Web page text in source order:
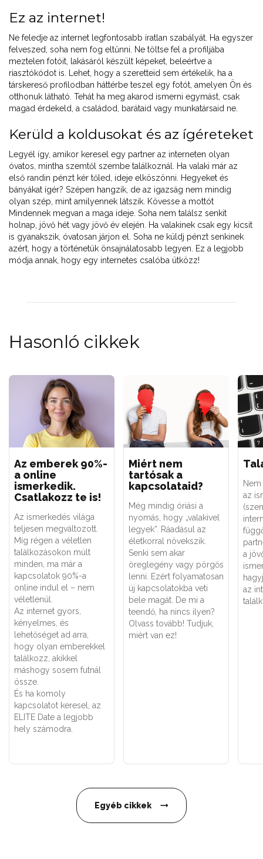
Ez az internet!
Ne feledje az internet legfontosabb íratlan szabályát. Ha egyszer
felveszed, soha nem fog eltűnni. Ne töltse fel a profiljába
meztelen fotóit, lakásáról készült képeket, beleértve a
riasztókódot is. Lehet, hogy a szeretteid sem értékelik, ha a
társkereső profilodban háttérbe teszel egy fotót, amelyen Ön és
otthonuk látható. Tehát ha meg akarod ismerni egymást, csak
magad érdekeld, a családod, barátaid vagy munkatársaid ne.
Kerüld a koldusokat és az ígéreteket
Legyél így, amikor keresel egy partner az interneten olyan
óvatos, mintha szemtől szembe találkoznál. Ha valaki már az
első randin pénzt kér tőled, ideje elköszönni. Hegyeket és
bányákat ígér? Szépen hangzik, de az igazság nem mindig
olyan szép, mint amilyennek látszik. Kövesse a mottót
Mindennek megvan a maga ideje. Soha nem találsz senkit
holnap, jövő hét vagy jövő év elején. Ha valakinek csak egy kicsit
is gyanakszik, óvatosan járjon el. Soha ne küldj pénzt senkinek
azért, hogy a történetük önsajnálatosabb legyen. Ez a legjobb
módja annak, hogy egy internetes csalóba ütközz!
Hasonló cikkek
Az emberek 90%-
a online
ismerkedik.
Csatlakozz te is!
Az ismerkedés világa
teljesen megváltozott.
Míg régen a véletlen
találkozásokon múlt
minden, ma már a
kapcsolatok 90%-a
online indul el – nem
véletlenül.
Az internet gyors,
kényelmes, és
lehetőséget ad arra,
hogy olyan emberekkel
találkozz, akikkel
máshogy sosem futnál
össze.
És ha komoly
kapcsolatot keresel, az
ELITE Date a legjobb
hely számodra.
Miért nem
tartósak a
kapcsolataid?
Még mindig óriási a
nyomás, hogy „valakivel
legyek”. Ráadásul az
életkorral növekszik.
Senki sem akar
öreglegény vagy pörgős
lenni. Ezért folyamatosan
új kapcsolatokba veti
bele magát. De mi a
teendő, ha nincs ilyen?
Olvass tovább! Tudjuk,
miért van ez!
az
a
az
Egyéb cikkek